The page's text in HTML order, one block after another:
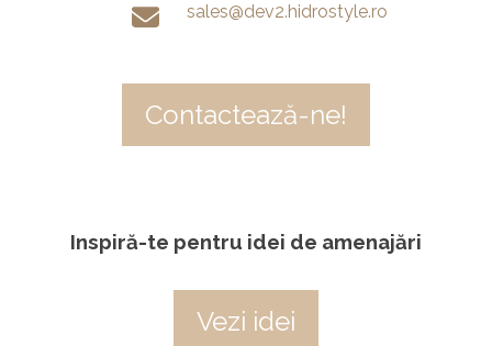
sales@dev2.hidrostyle.ro
Contactează-ne!
Inspiră-te pentru idei de amenajări
Vezi idei